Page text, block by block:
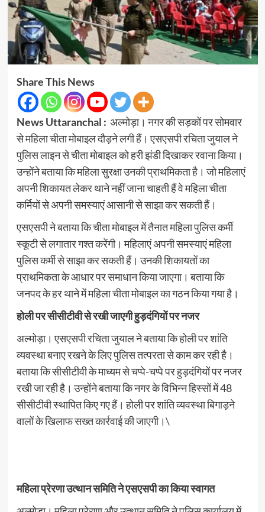
Share This News
News Uttaranchal : अल्मोड़ा। नगर की सड़कों पर सोमवार
से महिला चीता मोबाइल दौड़ने लगी हैं। एसएसपी रचिता जुयाल ने
पुलिस लाइन से चीता मोबाइल को हरी झंडी दिखाकर रवाना किया।
उन्होंने बताया कि महिला सुरक्षा उनकी प्राथमिकता है। जो महिलाएं
अपनी शिकायत लेकर थाने नहीं जाना चाहती हैं वे महिला चीता
कर्मियों से अपनी समस्याएं आसानी से साझा कर सकती हैं।
एसएसपी ने बताया कि चीता मोबाइल में तैनात महिला पुलिस कर्मी
स्कूटी से लगातार गश्त करेंगी। महिलाएं अपनी समस्याएं महिला
पुलिस कर्मी से साझा कर सकती हैं। उनकी शिकायतों का
प्राथमिकता के आधार पर समाधान किया जाएगा। बताया कि
जनपद के हर थाने में महिला चीता मोबाइल का गठन किया गया है।
होली पर सीसीटीवी से रखी जाएगी हुड़दंगियों पर नजर
अल्मोड़ा। एसएसपी रचिता जुयाल ने बताया कि होली पर शांति
व्यवस्था बनाए रखने के लिए पुलिस तत्परता से काम कर रही है।
बताया कि सीसीटीवी के माध्यम से चप्पे-चप्पे पर हुड़दंगियों पर नजर
रखी जा रही है। उन्होंने बताया कि नगर के विभिन्न हिस्सों में 48
सीसीटीवी स्थापित किए गए हैं। होली पर शांति व्यवस्था बिगाड़ने
वालों के खिलाफ सख्त कार्रवाई की जाएगी।\
महिला प्रेरणा उत्थान समिति ने एसएसपी का किया स्वागत